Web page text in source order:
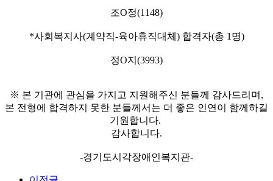
조O정(1148)
*사회복지사(계약직-육아휴직대체) 합격자(총 1명)
정O지(3993)
※ 본 기관에 관심을 가지고 지원해주신 분들께 감사드리며,
본 전형에 합격하지 못한 분들께서는 더 좋은 인연이 함께하길
기원합니다.
감사합니다.
-경기도시각장애인복지관-